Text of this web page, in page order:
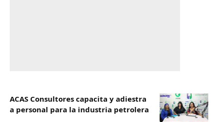
ACAS Consultores capacita y adiestra
a personal para la industria petrolera